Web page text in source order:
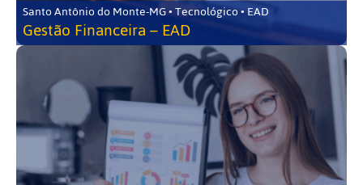
Santo Antônio do Monte-MG • Tecnológico • EAD
Gestão Financeira – EAD